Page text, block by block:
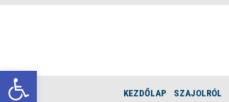
Eszköztár megnyitása
KEZDŐLAP SZAJOLRÓL